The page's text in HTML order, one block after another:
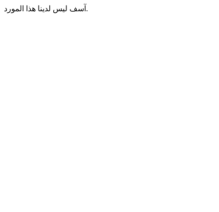
آسف ليس لدينا هذا المورد.